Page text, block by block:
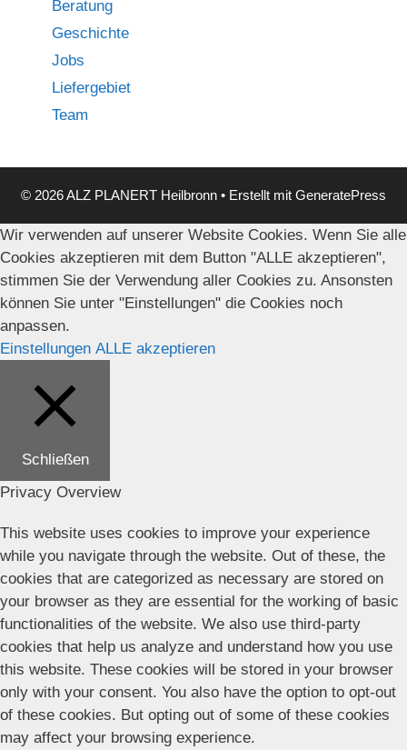
Beratung
Geschichte
Jobs
Liefergebiet
Team
© 2026 ALZ PLANERT Heilbronn • Erstellt mit GeneratePress
Wir verwenden auf unserer Website Cookies. Wenn Sie alle
Cookies akzeptieren mit dem Button "ALLE akzeptieren",
stimmen Sie der Verwendung aller Cookies zu. Ansonsten
können Sie unter "Einstellungen" die Cookies noch
anpassen.
Einstellungen ALLE akzeptieren
Schließen
Privacy Overview
This website uses cookies to improve your experience
while you navigate through the website. Out of these, the
cookies that are categorized as necessary are stored on
your browser as they are essential for the working of basic
functionalities of the website. We also use third-party
cookies that help us analyze and understand how you use
this website. These cookies will be stored in your browser
only with your consent. You also have the option to opt-out
of these cookies. But opting out of some of these cookies
may affect your browsing experience.